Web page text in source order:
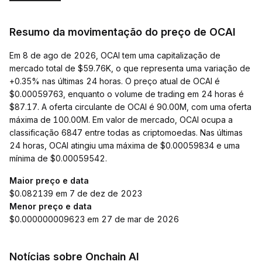
Resumo da movimentação do preço de OCAI
Em 8 de ago de 2026, OCAI tem uma capitalização de
mercado total de $59.76K, o que representa uma variação de
+0.35% nas últimas 24 horas. O preço atual de OCAI é
$0.00059763, enquanto o volume de trading em 24 horas é
$87.17. A oferta circulante de OCAI é 90.00M, com uma oferta
máxima de 100.00M. Em valor de mercado, OCAI ocupa a
classificação 6847 entre todas as criptomoedas. Nas últimas
24 horas, OCAI atingiu uma máxima de $0.00059834 e uma
mínima de $0.00059542.
Maior preço e data
$0.082139 em 7 de dez de 2023
Menor preço e data
$0.000000009623 em 27 de mar de 2026
Notícias sobre Onchain AI